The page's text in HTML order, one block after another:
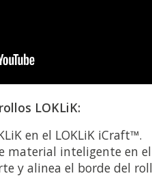
LOKLiK:
en el LOKLiK iCraft™.
material inteligente en
y alinea el borde del